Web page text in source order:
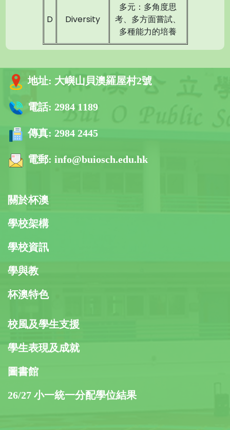
D Diversity
多元：多角度思
考、多方面嘗試、
多種能力的培養
地址: 大嶼山貝澳羅屋村2號
電話: 2984 1189
傳真: 2984 2445
電郵: info@buiosch.edu.hk
關於杯澳
學校架構
學校資訊
學與教
杯澳特色
校風及學生支援
學生表現及成就
圖書館
26/27 小一統一分配學位結果